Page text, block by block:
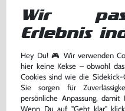
Wir
Erlebnis
Hey Du! 🎮 Wir verwenden
hier keine Kekse – obwohl
Cookies sind wie die Sidekick-
Sie sorgen für
persönliche Anpassung, damit
Wenn Du auf "Geht klar"